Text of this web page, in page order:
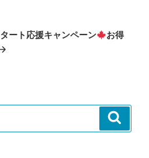
ート応援キャンペーン
お得